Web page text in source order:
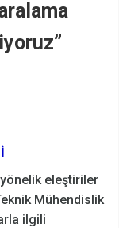
eleştiriler
Mühendislik
ilgili